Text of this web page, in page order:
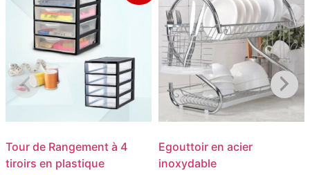
Tour de Rangement à 4
tiroirs en plastique
Egouttoir en acier
inoxydable